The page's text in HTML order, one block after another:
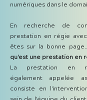
numériques dans le
En recherche de
prestation en régie
êtes sur la bonne
qu'est une prestation en
La prestation en
également appelée
consiste en